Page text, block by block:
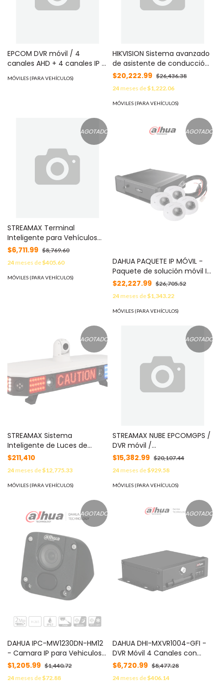
EPCOM DVR móvil / 4
canales AHD + 4 canales IP /
almacenamiento SSD 2.5 pul
/ SD hasta 256 / incluye
MÓVILES (PARA VEHÍCULOS)
HIKVISION Sistema avanzado
de asistente de conducción
MOD: AE-AC1130-A
$20,222.99 $26,436.38
24meses de$1,222.06
MÓVILES (PARA VEHÍCULOS)
AGOTADO
STREAMAX Terminal
Inteligente para Vehículos
F6N / 4Ch AHD + 1Ch IPC /
5Ch 1080P@30fps / 4G/3G +
WIFI /
GPS/BDS/GALILEO/GLONASS /
$6,711.99 $8,769.60
24meses de$405.60
MÓVILES (PARA VEHÍCULOS)
AGOTADO
DAHUA PAQUETE IP MÓVIL -
Paquete de solución móvil IP
que incluye: 1 grabador móvil
IP de 8 canales, 4 cámaras IP
domo de 2 MP (1080p) y el
cable extensor de
con el software Mobile
$22,227.99 $26,705.52
24meses de$1,343.22
MÓVILES (PARA VEHÍCULOS)
AGOTADO
STREAMAX Sistema
Inteligente de Luces de
Policía PL100 / 8 Cámaras HD
AI / Reconocimiento Facial y
Placas / 4G/5G / Sirena
100W / Pantalla LED /
$211,410
24meses de$12,775.33
MÓVILES (PARA VEHÍCULOS)
AGOTADO
STREAMAX NUBE EPCOMGPS /
DVR móvil /
almacenamiento en HDD / 4
canales AHD hasta 2MP /
compresión de video H.265 /
CHIP IA embebido MOD:
$15,382.99 $20,107.44
24meses de$929.58
MÓVILES (PARA VEHÍCULOS)
AGOTADO
DAHUA IPC-MW1230DN-HM12
- Camara IP para Vehiculos
de 2 Megapixeles/ Lente de
2.8mm/ 115 Grados de
$1,205.99 $1,440.72
24meses de$72.88
AGOTADO
DAHUA DHI-MXVR1004-GFI -
DVR Móvil 4 Canales con
Inteligencia Artificial 1080p,
4G, H.265, soporta 2 Tarjetas
$6,720.99 $8,477.28
24meses de$406.14